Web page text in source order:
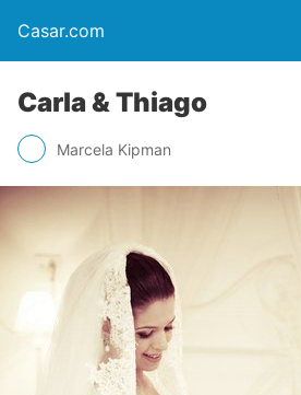
Casar.com
Carla & Thiago
Marcela Kipman